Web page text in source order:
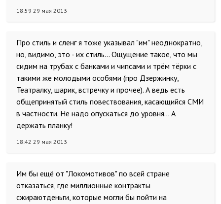
18:59 29 мая 2013
Про стиль и сленг я тоже указывал "им" неоднократно,
но, видимо, это - их стиль... Ощущение такое, что мы
сидим на трубах с банками и чипсами и трём тёрки с
такими же молодыми особями (про Дзержинку,
Театралку, шарик, встречку и прочее). А ведь есть
общепринятый стиль повествования, касающийся СМИ
в частности. Не надо опускаться до уровня... А
держать планку!
18:42 29 мая 2013
Им бы ещё от "Локомотивов" по всей стране
отказаться, где миллионные контракты
сжираютденьги, которые могли бы пойти на